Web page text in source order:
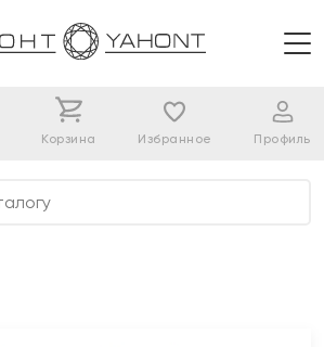
Корзина Избранное Профиль